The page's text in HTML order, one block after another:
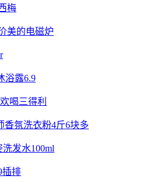
梅
美的电磁炉
浴露6.9
喝三得利
香氛洗衣粉4斤6块多
洗发水100ml
插排